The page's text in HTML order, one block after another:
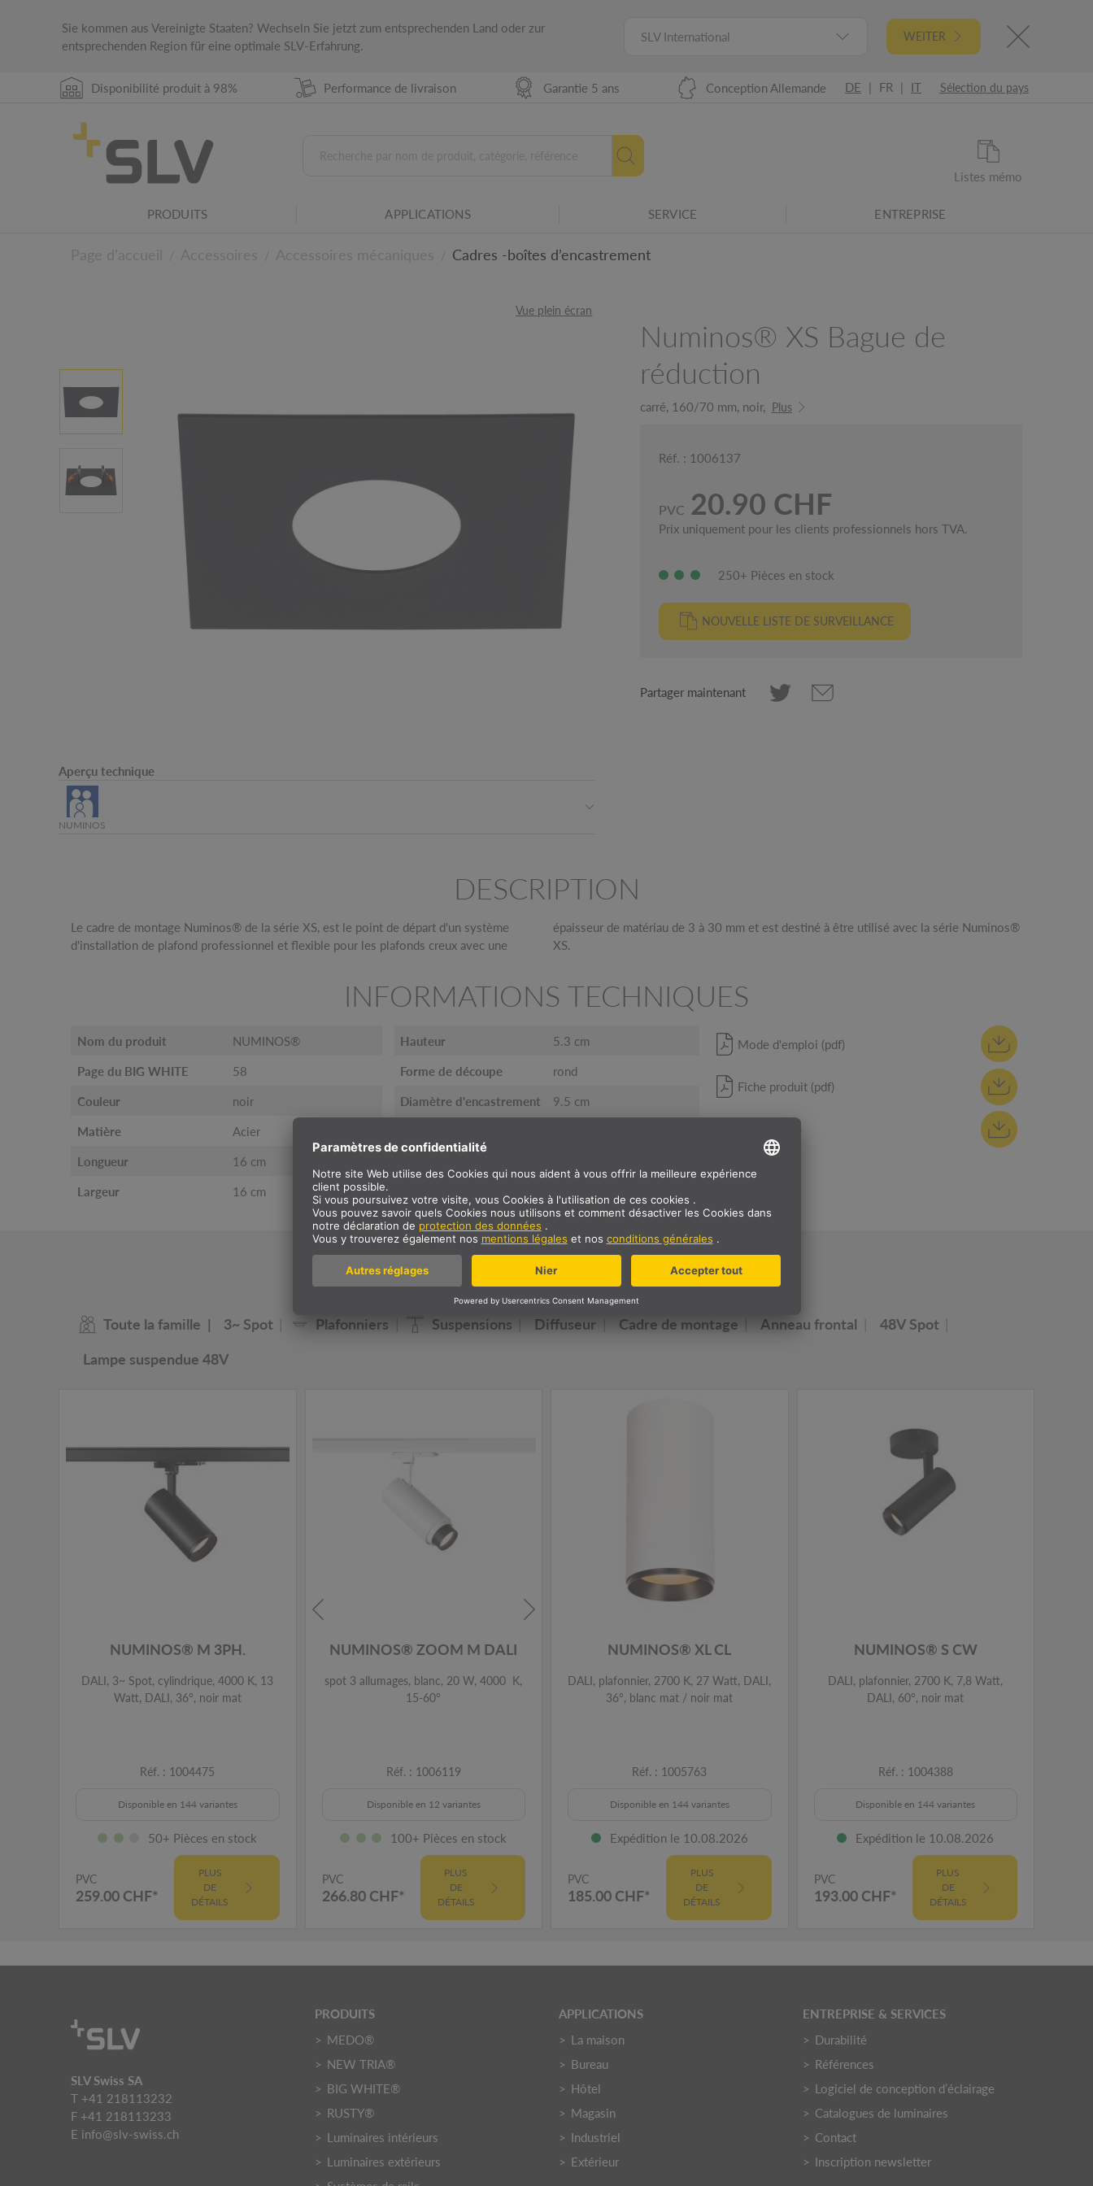
Sie kommen aus Vereinigte Staaten? Wechseln Sie jetzt zum entsprechenden Land oder zur
entsprechenden Region für eine optimale SLV-Erfahrung.
SLV International WEITER
Disponibilité produit à 98% Performance de livraison Garantie 5 ans Conception Allemande DE | FR | IT Sélection du pays
Listes mémo
PRODUITS APPLICATIONS SERVICE ENTREPRISE
Cadres -boîtes d’encastrement
Vue plein écran
Aperçu technique
NUMINOS
Famille de luminaires
Numinos® XS Bague de
réduction
carré, 160/70 mm, noir, Plus
Réf. : 1006137
PVC 20.90 CHF
Prix uniquement pour les clients professionnels hors TVA.
250+ Pièces en stock
NOUVELLE LISTE DE SURVEILLANCE
Partager maintenant
DESCRIPTION
Le cadre de montage Numinos® de la série XS, est le point de départ d'un système
d'installation de plafond professionnel et flexible pour les plafonds creux avec une
épaisseur de matériau de 3 à 30 mm et est destiné à être utilisé avec la série Numinos®
XS.
INFORMATIONS TECHNIQUES
Nom du produit NUMINOS®
Page du BIG WHITE 58
Couleur noir
Matière Acier
Longueur 16 cm
Largeur 16 cm
Hauteur 5.3 cm
Forme de découpe rond
Diamètre d'encastrement 9.5 cm
d’encastrement
Poids net 0.33 kg
Mode d'emploi (pdf)
Fiche produit (pdf)
Notre famille de luminaires NUMINOS
Toute la famille 3~ Spot Plafonniers Suspensions Diffuseur Cadre de montage Anneau frontal
48V Spot
Lampe suspendue 48V
NUMINOS® M 3PH.
DALI, 3~ Spot, cylindrique, 4000 K, 13
Watt, DALI, 36°, noir mat
Réf. : 1004475
Disponible en 144 variantes
50+ Pièces en stock
PVC
259.00 CHF*
PLUS
DE
DÉTAILS
NUMINOS® ZOOM M DALI
spot 3 allumages, blanc, 20 W, 4000 K,
15-60°
Réf. : 1006119
Disponible en 12 variantes
100+ Pièces en stock
PVC
266.80 CHF*
PLUS
DE
DÉTAILS
NUMINOS® XL CL
DALI, plafonnier, 2700 K, 27 Watt, DALI,
36°, blanc mat / noir mat
Réf. : 1005763
Disponible en 144 variantes
Expédition le 10.08.2026
PVC
185.00 CHF*
PLUS
DE
DÉTAILS
NUMINOS® S CW
DALI, plafonnier, 2700 K, 7,8 Watt,
DALI, 60°, noir mat
Réf. : 1004388
Disponible en 144 variantes
Expédition le 10.08.2026
PVC
193.00 CHF*
PLUS
DE
DÉTAILS
SLV Swiss SA
T +41 218113232
F +41 218113233
E info@slv-swiss.ch
PRODUITS
MEDO®
NEW TRIA®
BIG WHITE®
RUSTY®
Luminaires intérieurs
Luminaires extérieurs
APPLICATIONS
La maison
Bureau
Hôtel
Magasin
Industriel
Extérieur
ENTREPRISE & SERVICES
Durabilité
Références
Logiciel de conception d’éclairage
Catalogues de luminaires
Contact
Inscription newsletter